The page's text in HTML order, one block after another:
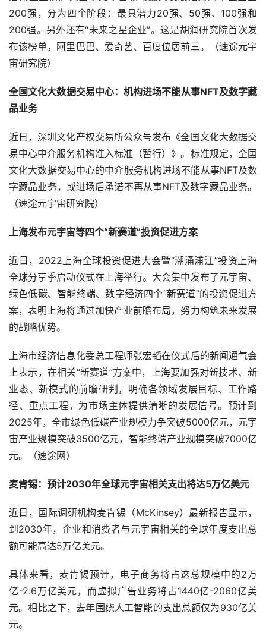
200强，分为四个阶段：最具潜力20强、50强、100强和
200强。另外还有“未来之星企业”。这是胡润研究院首次发
布该榜单。阿里巴巴、爱奇艺、百度位居前三。（速途元宇
宙研究院）
全国文化大数据交易中心：机构进场不能从事NFT及数字藏
品业务
近日，深圳文化产权交易所公众号发布《全国文化大数据交
易中心中介服务机构准入标准（暂行）》。标准规定，全国
文化大数据交易中心的中介服务机构进场不能从事NFT及数
字藏品业务，或进场后承诺不再从事NFT及数字藏品业务。
（速途元宇宙研究院）
上海发布元宇宙等四个“新赛道”投资促进方案
近日，2022上海全球投资促进大会暨“潮涌浦江”投资上海
全球分享季启动仪式在上海举行。大会集中发布了元宇宙、
绿色低碳、智能终端、数字经济四个“新赛道”的投资促进方
案，表明上海将通过加快产业前瞻布局，努力构筑未来发展
的战略优势。
上海市经济信息化委总工程师张宏韬在仪式后的新闻通气会
上表示，在相关“新赛道”方案中，上海要加强对新技术、新
业态、新模式的前瞻研判，明确各领域发展目标、工作路
径、重点工程，为市场主体提供清晰的发展信号。预计到
2025年，全市绿色低碳产业规模力争突破5000亿元，元宇
宙产业规模突破3500亿元，智能终端产业规模突破7000亿
元。（速途网）
麦肯锡：预计2030年全球元宇宙相关支出将达5万亿美元
近日，国际调研机构麦肯锡（McKinsey）最新报告显示，
到2030年，企业和消费者与元宇宙相关的全球年度支出总
额可能高达5万亿美元。
具体来看，麦肯锡预计，电子商务将占这总规模中的2万
亿-2.6万亿美元，而虚拟广告业务将占1440亿-2060亿美
元。相比之下，去年围绕人工智能的支出总额仅为930亿美
元。